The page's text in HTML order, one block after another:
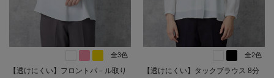
全3色
【透けにくい】フロントパ－ル取り
全2色
【透けにくい】タックブラウス 8分